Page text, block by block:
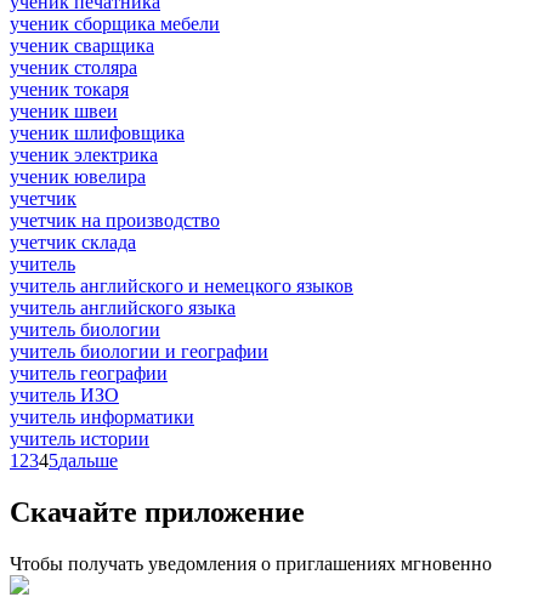
ученик сборщика мебели
ученик сварщика
ученик столяра
ученик токаря
ученик швеи
ученик шлифовщика
ученик электрика
ученик ювелира
учетчик
учетчик на производство
учетчик склада
учитель
учитель английского и немецкого языков
учитель английского языка
учитель биологии
учитель биологии и географии
учитель географии
учитель ИЗО
учитель информатики
учитель истории
1 2345дальше
Скачайте приложение
Чтобы получать уведомления о приглашениях мгновенно